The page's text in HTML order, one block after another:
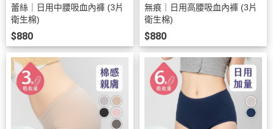
蕾絲｜日用中腰吸血內褲 (3片
衛生棉)
$880
無痕｜日用高腰吸血內褲 (3片
衛生棉)
$880